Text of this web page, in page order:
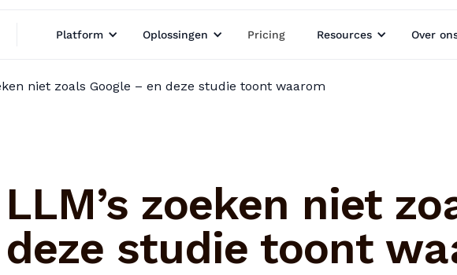
Platform Oplossingen Pricing Resources Over
niet zoals Google – en deze studie toont waarom
LLM’s zoeken niet
deze studie toont